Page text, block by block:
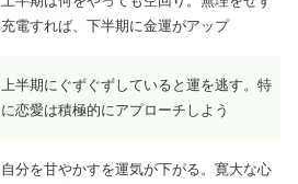
充電すれば、下半期に金運がアップ
上半期にぐずぐずしていると運を逃す。特
に恋愛は積極的にアプローチしよう
自分を甘やかすを運気が下がる。寛大な心